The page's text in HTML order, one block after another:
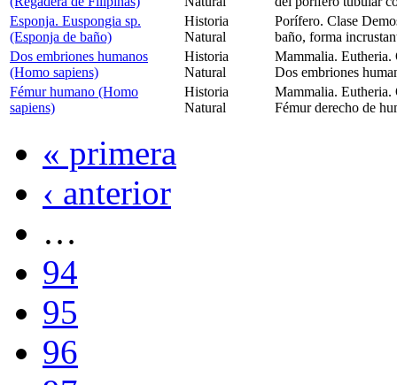
Esponja. Euspongia sp.
(Esponja de baño)
Historia
Natural
Porífero. Clase
baño, forma
Dos embriones humanos
(Homo sapiens)
Historia
Natural
Mammalia. Eutheria.
Dos embriones
Fémur humano (Homo
sapiens)
Historia
Natural
Mammalia. Eutheria.
Fémur derecho de
« primera
‹ anterior
…
94
95
96